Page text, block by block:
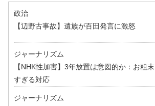
政治
【辺野古事故】遺族が百田発言に激怒
ジャーナリズム
【NHK性加害】3年放置は意図的か：お粗末
すぎる対応
ジャーナリズム